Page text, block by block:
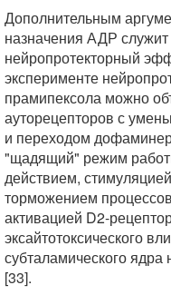
Дополнительным
назначения АДР
нейропротекторный
эксперименте
прамипексола можно
ауторецепторов с
и переходом
"щадящий" режим
действием,
торможением
активацией D2-
эксайтотоксического
субталамического
[33].